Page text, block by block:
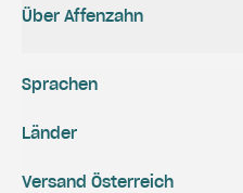
Über Affenzahn
Versand Österreich
Sprachen
Länder